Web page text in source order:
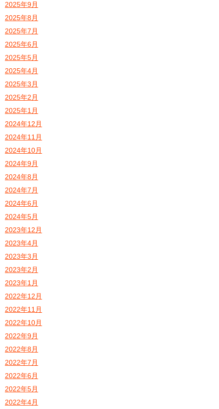
2025年9月
2025年8月
2025年7月
2025年6月
2025年5月
2025年4月
2025年3月
2025年2月
2025年1月
2024年12月
2024年11月
2024年10月
2024年9月
2024年8月
2024年7月
2024年6月
2024年5月
2023年12月
2023年4月
2023年3月
2023年2月
2023年1月
2022年12月
2022年11月
2022年10月
2022年9月
2022年8月
2022年7月
2022年6月
2022年5月
2022年4月